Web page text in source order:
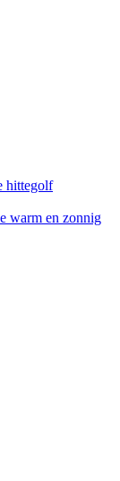
hittegolf
warm en zonnig